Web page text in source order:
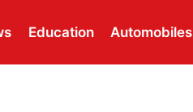
Education Automobiles